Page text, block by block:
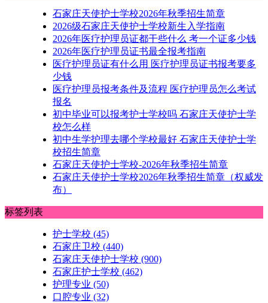
石家庄天使护士学校2026年秋季招生简章
2026级石家庄天使护士学校新生入学指南
2026年医疗护理员证都干些什么 考一个证多少钱
2026年医疗护理员证书最全报考指南
医疗护理员证有什么用 医疗护理员证书报考要多
少钱
医疗护理员报考条件及流程 医疗护理员怎么考试
报名
初中毕业可以报考护士学校吗 石家庄天使护士学
校怎么样
初中生学护理去哪个学校最好 石家庄天使护士学
校招生简章
石家庄天使护士学校-2026年秋季招生简章
石家庄天使护士学校2026年秋季招生简章（权威发
布）
标签列表
护士学校 (45)
石家庄卫校 (440)
石家庄天使护士学校 (900)
石家庄护士学校 (462)
护理专业 (50)
口腔专业 (32)